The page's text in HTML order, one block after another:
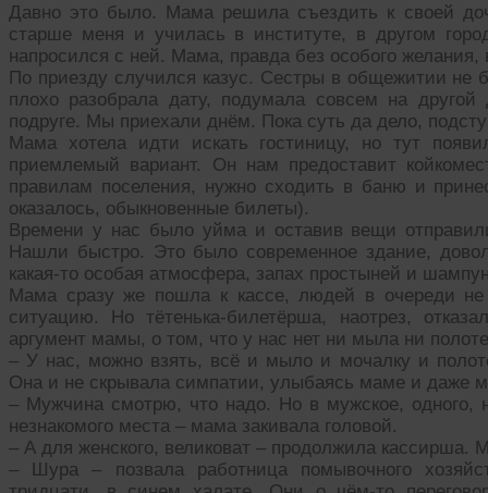
Давно это было. Мама решила съездить к своей
старше меня и училась в институте, в другом
напросился с ней. Мама, правда без особого
По приезду случился казус. Сестры в общежитии не
плохо разобрала дату, подумала совсем на
подруге. Мы приехали днём. Пока суть да дело,
Мама хотела идти искать гостиницу, но тут
приемлемый вариант. Он нам предоставит
правилам поселения, нужно сходить в баню и
оказалось, обыкновенные билеты).
Времени у нас было уйма и оставив вещи
Нашли быстро. Это было современное здание,
какая-то особая атмосфера, запах простыней и
Мама сразу же пошла к кассе, людей в очереди
ситуацию. Но тётенька-билетёрша, наотрез,
аргумент мамы, о том, что у нас нет ни мыла ни
– У нас, можно взять, всё и мыло и мочалку и
Она и не скрывала симпатии, улыбаясь маме и даже
– Мужчина смотрю, что надо. Но в мужское, одного,
незнакомого места – мама закивала головой.
– А для женского, великоват – продолжила кассирша.
– Шура – позвала работница помывочного